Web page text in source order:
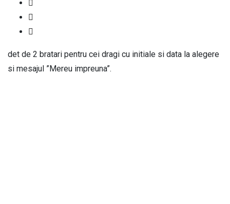
det de 2 bratari pentru cei dragi cu initiale si data la alegere
si mesajul ”Mereu impreuna”.